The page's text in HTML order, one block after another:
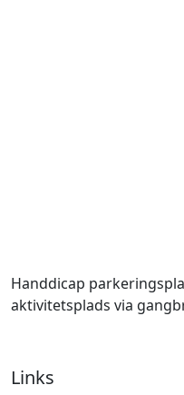
Handdicap
aktivitetsplads via
Links